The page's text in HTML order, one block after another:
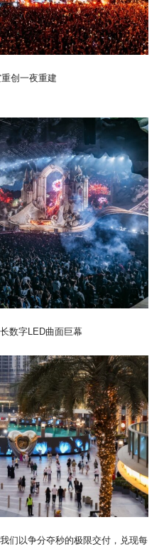
创一夜重建
数字LED曲面巨幕
们以争分夺秒的极限交付，兑现每